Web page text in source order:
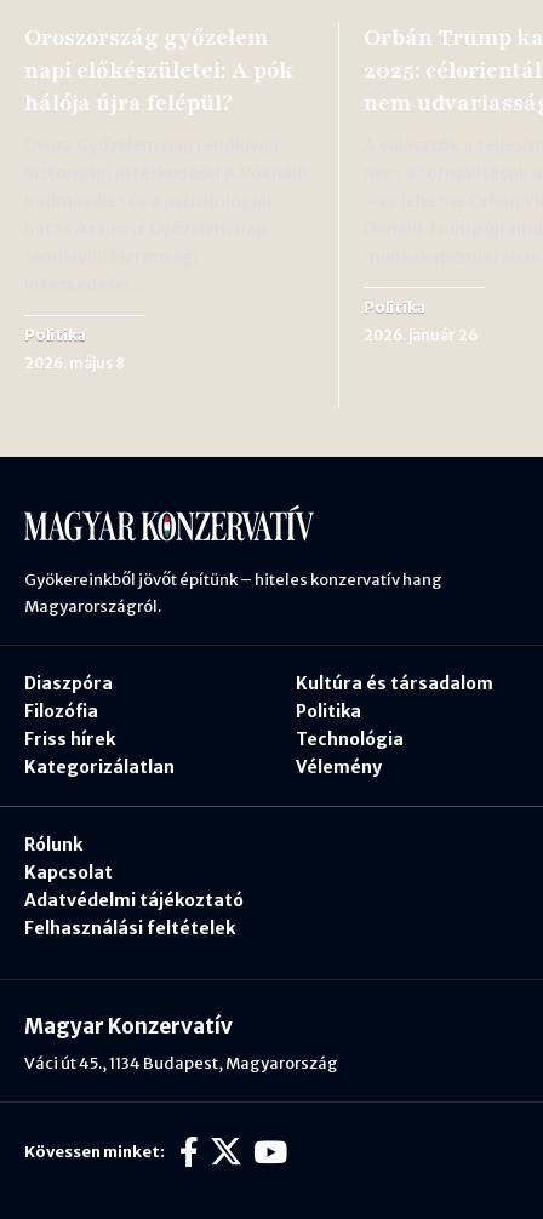
Oroszország győzelem
napi előkészületei: A pók
hálója újra felépül?
Politika
2026. május 8
Orbán Trump
2025:
nem
Politika
2026. január 26
Gyökereinkből jövőt építünk – hiteles konzervatív hang
Magyarországról.
Diaszpóra
Filozófia
Friss hírek
Kategorizálatlan
Kultúra és társadalom
Politika
Technológia
Vélemény
Rólunk
Kapcsolat
Adatvédelmi tájékoztató
Felhasználási feltételek
Kövessen minket:
Magyar Konzervatív
Váci út 45., 1134 Budapest, Magyarország